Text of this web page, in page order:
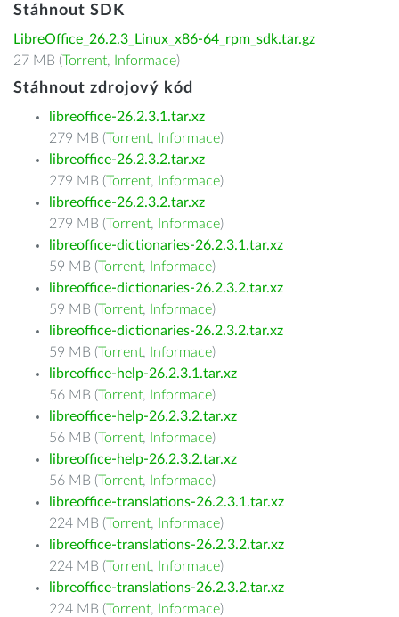
Stáhnout SDK
LibreOffice_26.2.3_Linux_x86-64_rpm_sdk.tar.gz
27 MB (Torrent, Informace)
Stáhnout zdrojový kód
libreoffice-26.2.3.1.tar.xz
279 MB (Torrent, Informace)
libreoffice-26.2.3.2.tar.xz
279 MB (Torrent, Informace)
libreoffice-26.2.3.2.tar.xz
279 MB (Torrent, Informace)
libreoffice-dictionaries-26.2.3.1.tar.xz
59 MB (Torrent, Informace)
libreoffice-dictionaries-26.2.3.2.tar.xz
59 MB (Torrent, Informace)
libreoffice-dictionaries-26.2.3.2.tar.xz
59 MB (Torrent, Informace)
libreoffice-help-26.2.3.1.tar.xz
56 MB (Torrent, Informace)
libreoffice-help-26.2.3.2.tar.xz
56 MB (Torrent, Informace)
libreoffice-help-26.2.3.2.tar.xz
56 MB (Torrent, Informace)
libreoffice-translations-26.2.3.1.tar.xz
224 MB (Torrent, Informace)
libreoffice-translations-26.2.3.2.tar.xz
224 MB (Torrent, Informace)
libreoffice-translations-26.2.3.2.tar.xz
224 MB (Torrent, Informace)